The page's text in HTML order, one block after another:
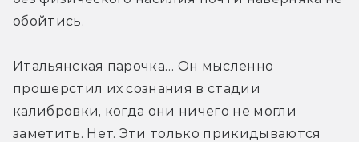
обойтись.
Итальянская парочка… Он мысленно
прошерстил их сознания в стадии
калибровки, когда они ничего не могли
заметить. Нет. Эти только прикидываются